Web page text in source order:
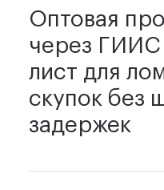
Оптовая
через
лист для
скупок без
задержек